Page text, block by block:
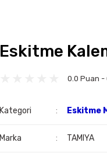
Eskitme
0.0 Puan -
Kategori Eskitme
Marka TAMIYA